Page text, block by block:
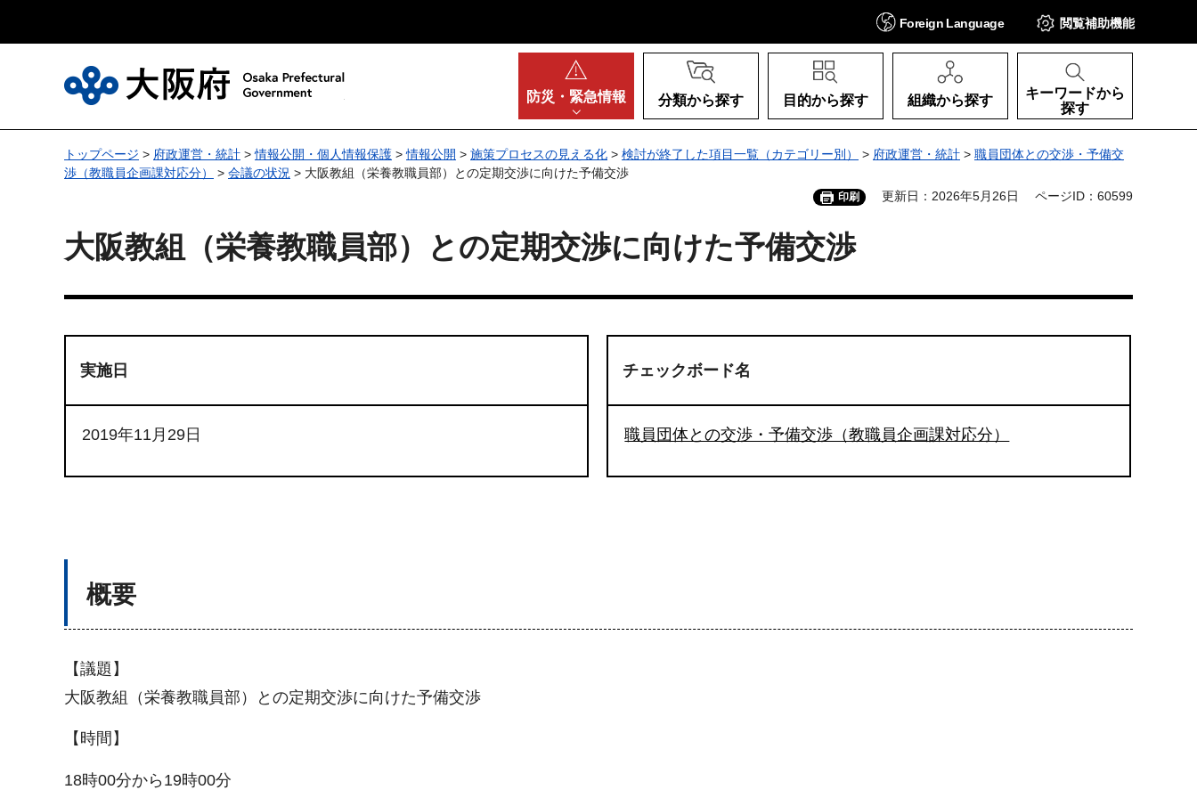
Foreign Language 閲覧補助機能
防災・ 緊急情報 分類から探す 目的から探す 組織から探す
キーワードから
探す
トップページ > 府政運営・統計 >情報公開・個人情報保護 >情報公開 > 施策プロセスの見える化 > 検討が終了した項目一覧（カテゴリー別） > 府政運営・統計 > 職員団体との交渉・予備交
渉（教職員企画課対応分）
> 会議の状況 > 大阪教組（栄養教職員部）との定期交渉に向けた予備交渉
印刷 更新日：2026年5月26日 ページID：60599
大阪教組（栄養教職員部）との定期交渉に向けた予備交渉
実施日
2019年11月29日
チェックボード名
職員団体との交渉・予備交渉（教職員企画課対応分）
概要
【議題】
大阪教組（栄養教職員部）との定期交渉に向けた予備交渉
【時間】
18時00分から19時00分